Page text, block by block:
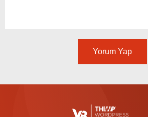
Yorum Yap